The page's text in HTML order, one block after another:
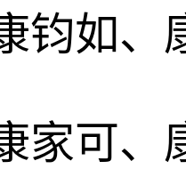
钧如、
家可、